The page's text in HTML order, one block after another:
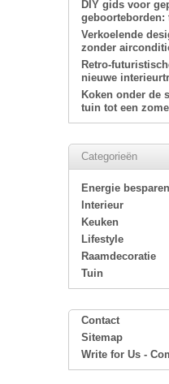
DIY gids voor
Verkoelende
zonder
Retro-
nieuwe
Koken onder de
tuin tot een
Categorieën
Energie besparen
Interieur
Keuken
Lifestyle
Raamdecoratie
Tuin
Contact
Sitemap
Write for Us -